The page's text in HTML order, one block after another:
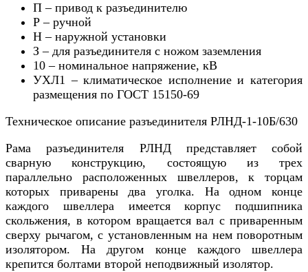
П – привод к разъединителю
Р – ручной
Н – наружной установки
З – для разъединителя с ножом заземления
10 – номинальное напряжение, кВ
УХЛ1 – климатическое исполнение и категория
размещения по ГОСТ 15150-69
Техническое описание разъединителя РЛНД-1-10Б/630
Рама разъединителя РЛНД представляет собой
сварную конструкцию, состоящую из трех
параллельно расположенных швеллеров, к торцам
которых приварены два уголка. На одном конце
каждого швеллера имеется корпус подшипника
скольжения, в котором вращается вал с приваренным
сверху рычагом, с установленным на нем поворотным
изолятором. На другом конце каждого швеллера
крепится болтами второй неподвижный изолятор.